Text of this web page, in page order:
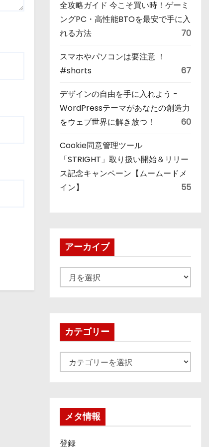
全攻略ガイド 今こそ買い時！ゲーミ
ングPC・高性能BTOを最安で手に入
れる方法
70
スマホやパソコンは要注意 ！
#shorts
67
デザインの自由を手に入れよう -
WordPressテーマがあなたの創造力
をウェブ世界に解き放つ！
60
Cookie同意管理ツール
「STRIGHT」取り扱い開始＆リリー
ス記念キャンペーン【ムームードメ
イン】
55
アーカイブ
ー
ブカテゴリー
テ
メタ情報
登録